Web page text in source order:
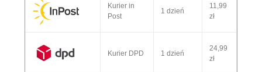
Kurier in
Post
1 dzień
11,99
zł
Kurier DPD 1 dzień
24,99
zł